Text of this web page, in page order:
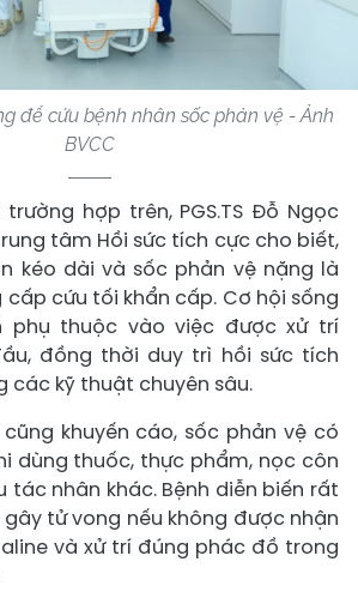
để cứu bệnh nhân sốc phản vệ - Ảnh
BVCC
hợp trên, PGS.TS Đỗ Ngọc
tâm Hồi sức tích cực cho biết,
kéo dài và sốc phản vệ nặng là
cứu tối khẩn cấp. Cơ hội sống
phụ thuộc vào việc được xử trí
đồng thời duy trì hồi sức tích
các kỹ thuật chuyên sâu.
khuyến cáo, sốc phản vệ có
dùng thuốc, thực phẩm, nọc côn
tác nhân khác. Bệnh diễn biến rất
tử vong nếu không được nhận
và xử trí đúng phác đồ trong